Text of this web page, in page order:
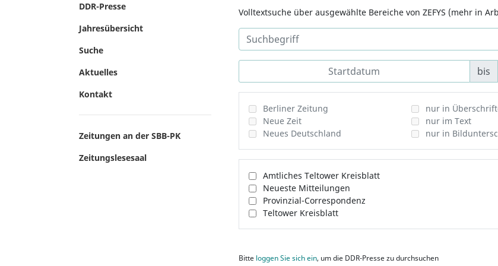
DDR-Presse
Jahresübersicht
Suche
Aktuelles
Kontakt
Zeitungen an der SBB-PK
Zeitungslesesaal
Volltextsuche über ausgewählte Bereiche von ZEFYS (mehr in
bis
Berliner Zeitung
Neue Zeit
Neues Deutschland
nur in
nur im Text
nur in
Amtliches Teltower Kreisblatt
Neueste Mitteilungen
Provinzial-Correspondenz
Teltower Kreisblatt
Bitte loggen Sie sich ein, um die DDR-Presse zu durchsuchen